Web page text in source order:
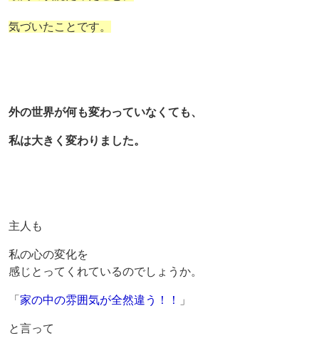
気づいたことです。
外の世界が何も変わっていなくても、
私は大きく変わりました。
主人も
私の心の変化を
感じとってくれているのでしょうか。
「 家の中の雰囲気が全然違う！！ 」
と言って